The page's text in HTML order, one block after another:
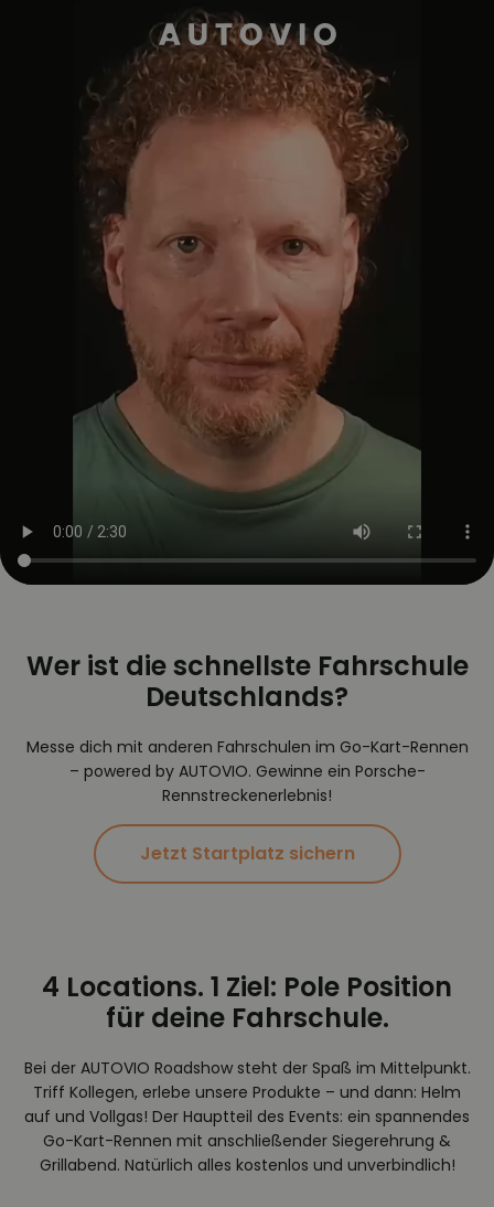
AUTOVIO
Wer ist die schnellste Fahrschule
Deutschlands?
Messe dich mit anderen Fahrschulen im Go-Kart-Rennen
– powered by AUTOVIO. Gewinne ein Porsche-
Rennstreckenerlebnis!
Jetzt Startplatz sichern
4 Locations. 1 Ziel: Pole Position
für deine Fahrschule.
Bei der AUTOVIO Roadshow steht der Spaß im Mittelpunkt.
Triff Kollegen, erlebe unsere Produkte – und dann: Helm
auf und Vollgas! Der Hauptteil des Events: ein spannendes
Go-Kart-Rennen mit anschließender Siegerehrung &
Grillabend. Natürlich alles kostenlos und unverbindlich!